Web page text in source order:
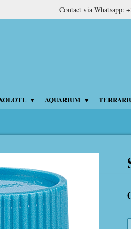
Contact via Whatsapp:
AQUARIUM